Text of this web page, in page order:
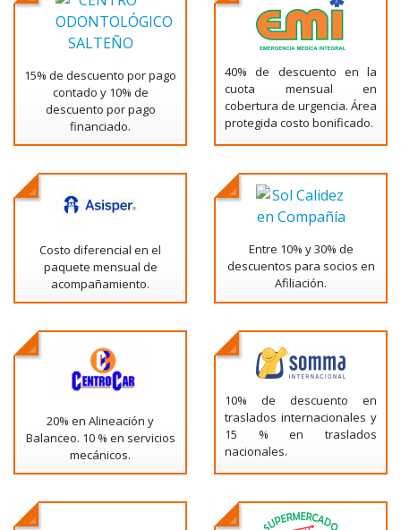
15% de descuento por pago
contado y 10% de
descuento por pago
financiado.
40% de descuento en la
cuota mensual en
cobertura de urgencia. Área
protegida costo bonificado.
Costo diferencial en el
paquete mensual de
acompañamiento.
Entre 10% y 30% de
descuentos para socios en
Afiliación.
20% en Alineación y
Balanceo. 10 % en servicios
mecánicos.
10% de descuento en
traslados internacionales y
15 % en traslados
nacionales.